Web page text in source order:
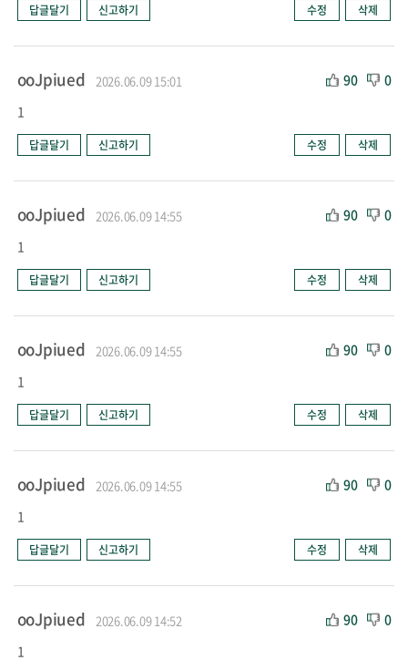
답글달기 신고하기 수정 삭제
ooJpiued 2026.06.09 15:01 90
0
1
답글달기 신고하기 수정 삭제
ooJpiued 2026.06.09 14:55 90
0
1
답글달기 신고하기 수정 삭제
ooJpiued 2026.06.09 14:55 90
0
1
답글달기 신고하기 수정 삭제
ooJpiued 2026.06.09 14:55 90
0
1
답글달기 신고하기 수정 삭제
ooJpiued 2026.06.09 14:52 90
0
1